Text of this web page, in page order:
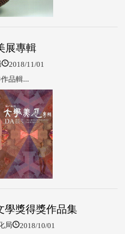
展專輯
2018/11/01
品輯...
學獎得獎作品集
局 2018/10/01